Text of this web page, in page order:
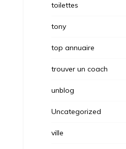
toilettes
tony
top annuaire
trouver un coach
unblog
Uncategorized
ville